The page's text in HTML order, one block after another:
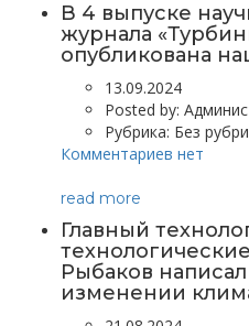
В 4 выпуске
журнала
опубликована
13.09.2024
Posted by:
Рубрика: Без
Комментариев нет
read more
Главный
Рыбаков
изменении